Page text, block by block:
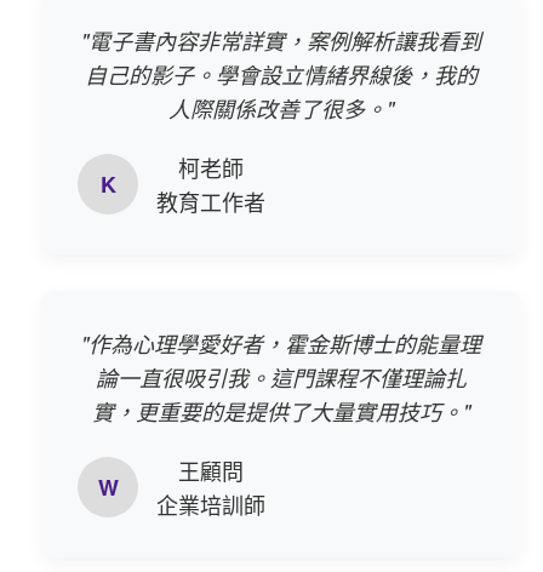
"電子書內容非常詳實，案例解析讓我看到
自己的影子。學會設立情緒界線後，我的
人際關係改善了很多。"
K
柯老師
教育工作者
"作為心理學愛好者，霍金斯博士的能量理
論一直很吸引我。這門課程不僅理論扎
實，更重要的是提供了大量實用技巧。"
W
王顧問
企業培訓師